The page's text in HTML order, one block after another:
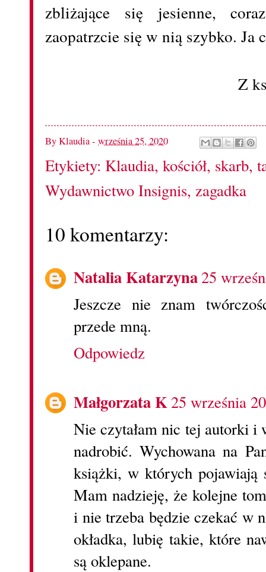
zbliżające się jesienne,
zaopatrzcie się w nią szybko. Ja
Z
ByKlaudia- września 25, 2020
Etykiety: Klaudia, kościół, skarb,
Wydawnictwo Insignis, zagadka
10 komentarzy:
Natalia Katarzyna25
Jeszcze nie znam
przede mną.
Odpowiedz
Małgorzata K25 września
Nie czytałam nic tej autorki i
nadrobić. Wychowana na
książki, w których pojawiają
Mam nadzieję, że kolejne
i nie trzeba będzie czekać w
okładka, lubię takie, które
są oklepane.